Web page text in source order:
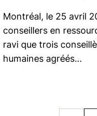
Montréal, le 25 avril
conseillers en
ravi que trois
humaines agréés…